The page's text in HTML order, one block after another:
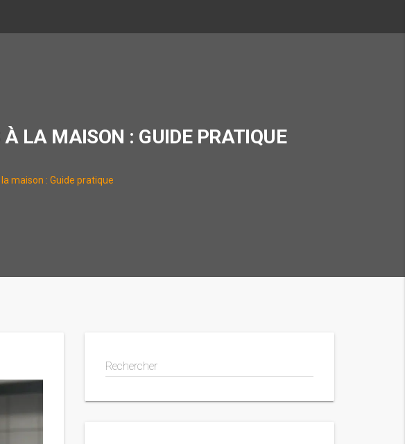
LA MAISON : GUIDE PRATIQUE
maison : Guide pratique
Rechercher